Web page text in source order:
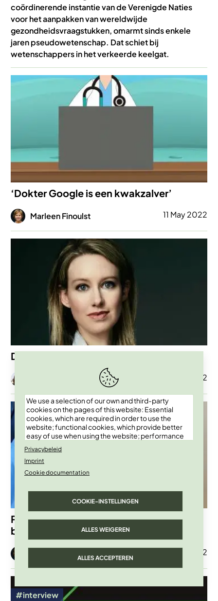
coördinerende instantie van de Verenigde Naties
voor het aanpakken van wereldwijde
gezondheidsvraagstukken, omarmt sinds enkele
jaren pseudowetenschap. Dat schiet bij
wetenschappers in het verkeerde keelgat.
Afbeelding
‘Dokter Google is een kwakzalver’
Afbeelding
Marleen Finoulst 11 May 2022
De zaak Theranos en Elizabeth Holmes
Afbeelding 01 Apr 2022
Afbeelding
Pseudotheorieën in ‘s werelds meest
beluisterde podcast
AfbeeldingMarleen Finoulst 01 Apr 2022
interview
We use a selection of our own and third-party
cookies on the pages of this website: Essential
cookies, which are required in order to use the
website; functional cookies, which provide better
easy of use when using the website; performance
data on website use and statistics; and marketing
cookies, which are used to display relevant
content and advertising. If you choose "ACCEPT
revoke your consent for the future at any time
under "Settings".
Privacybeleid
Imprint
Cookie documentation
COOKIE-INSTELLINGEN
ALLES WEIGEREN
ALLES ACCEPTEREN